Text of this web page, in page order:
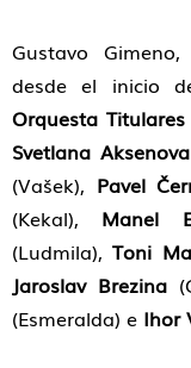
Gustavo
desde el inicio
Orquesta
Svetlana Aksenova
(Vašek), Pavel
(Kekal), Manel
(Ludmila),Toni
Jaroslav Brezina
(Esmeralda) e Ihor